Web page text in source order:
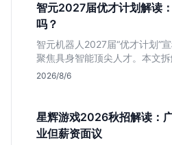
智元2027届优才计划解读
吗？
智元机器人2027届“优才计划”
聚焦具身智能顶尖人才。本文
槛，分析算法、仿真等核心方向
2026/8/6
星辉游戏2026秋招解读：
业但薪资面议